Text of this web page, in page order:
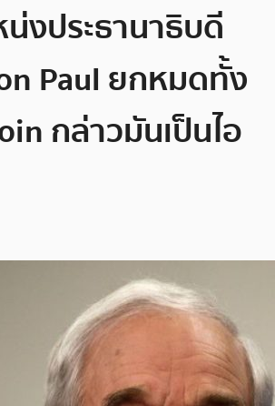
งประธานาธิบดี
Paul ยกหมดทั้ง
กล่าวมันเป็นไอ